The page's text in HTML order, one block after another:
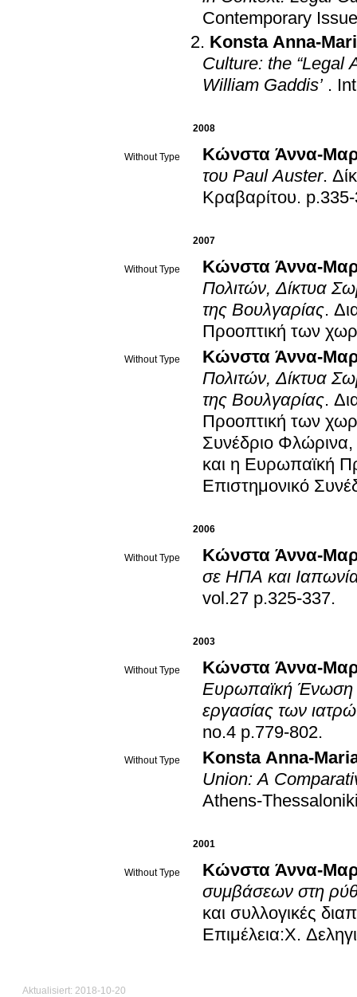
Contemporary
Konsta Anna-
Culture: the “Legal
William Gaddis’ .
2008
Without Type
Κώνστα Άννα-
του Paul Auster.
Κραβαρίτου.
2007
Without Type
Κώνστα Άννα-
Πολιτών, Δίκτυα
της Βουλγαρίας.
Προοπτική των
Without Type
Κώνστα Άννα-
Πολιτών, Δίκτυα
της Βουλγαρίας.
Προοπτική των
Συνέδριο
και η Ευρωπαϊκή
Επιστημονικό
2006
Without Type
Κώνστα Άννα-
σε ΗΠΑ και
vol.27 p.325-337.
2003
Without Type
Κώνστα Άννα-
Ευρωπαϊκή Ένωση
εργασίας των
no.4 p.779-802.
Without Type
Konsta Anna-
Union: A
Athens-
2001
Without Type
Κώνστα Άννα-
συμβάσεων στη
και συλλογικές
Επιμέλεια:Χ.
Aktualisiert: 2018-10-20